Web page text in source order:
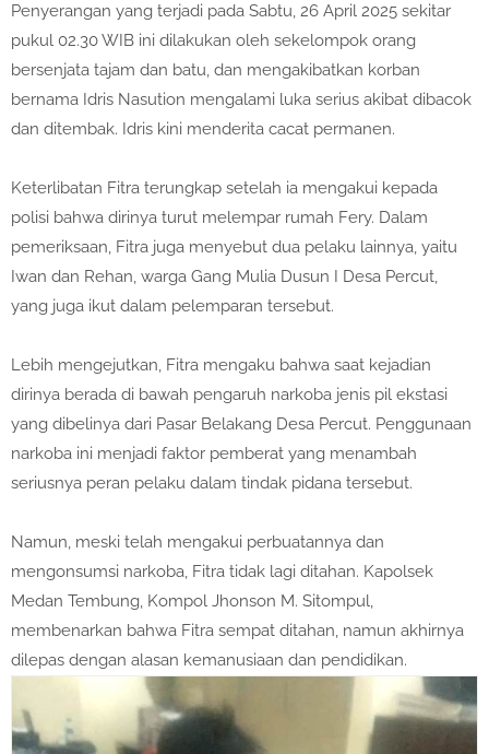
Penyerangan yang terjadi pada Sabtu, 26 April 2025 sekitar
pukul 02.30 WIB ini dilakukan oleh sekelompok orang
bersenjata tajam dan batu, dan mengakibatkan korban
bernama Idris Nasution mengalami luka serius akibat dibacok
dan ditembak. Idris kini menderita cacat permanen.
Keterlibatan Fitra terungkap setelah ia mengakui kepada
polisi bahwa dirinya turut melempar rumah Fery. Dalam
pemeriksaan, Fitra juga menyebut dua pelaku lainnya, yaitu
Iwan dan Rehan, warga Gang Mulia Dusun I Desa Percut,
yang juga ikut dalam pelemparan tersebut.
Lebih mengejutkan, Fitra mengaku bahwa saat kejadian
dirinya berada di bawah pengaruh narkoba jenis pil ekstasi
yang dibelinya dari Pasar Belakang Desa Percut. Penggunaan
narkoba ini menjadi faktor pemberat yang menambah
seriusnya peran pelaku dalam tindak pidana tersebut.
Namun, meski telah mengakui perbuatannya dan
mengonsumsi narkoba, Fitra tidak lagi ditahan. Kapolsek
Medan Tembung, Kompol Jhonson M. Sitompul,
membenarkan bahwa Fitra sempat ditahan, namun akhirnya
dilepas dengan alasan kemanusiaan dan pendidikan.